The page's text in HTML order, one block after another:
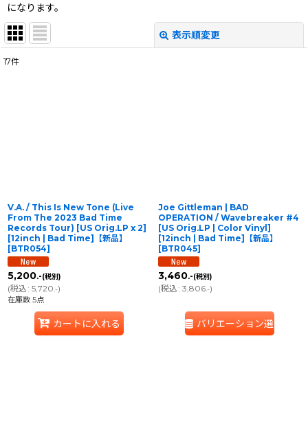
になります。
表示順変更
17件
V.A. / This Is New Tone (Live
From The 2023 Bad Time
Records Tour) [US Orig.LP x 2]
[12inch | Bad Time]【新品】
[BTR054]
5,200.-(税別)
(税込: 5,720.-)
在庫数 5点
カートに入れる
Joe Gittleman | BAD
OPERATION / Wavebreaker #4
[US Orig.LP | Color Vinyl]
[12inch | Bad Time]【新品】
[BTR045]
3,460.-(税別)
(税込: 3,806.-)
バリエーション選択